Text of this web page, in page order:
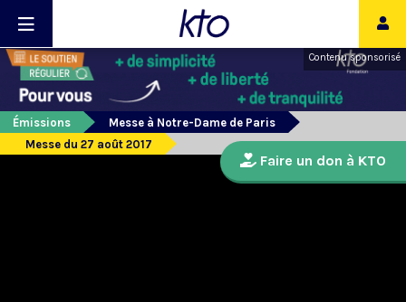
Contenu sponsorisé
Émissions
Messe à Notre-Dame de Paris
Messe du 27 août 2017
Faire un don à KTO